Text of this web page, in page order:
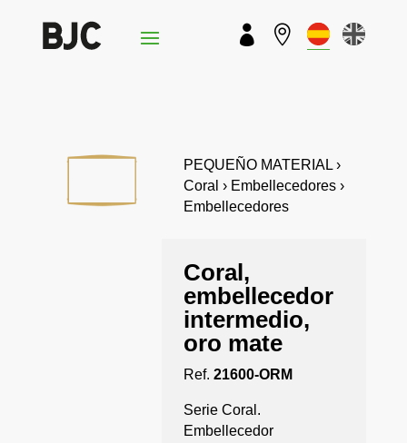
 
PEQUEÑO MATERIAL ›
Coral › Embellecedores ›
Embellecedores
Coral,
embellecedor
intermedio,
oro mate
Ref.21600-ORM
Serie Coral.
Embellecedor